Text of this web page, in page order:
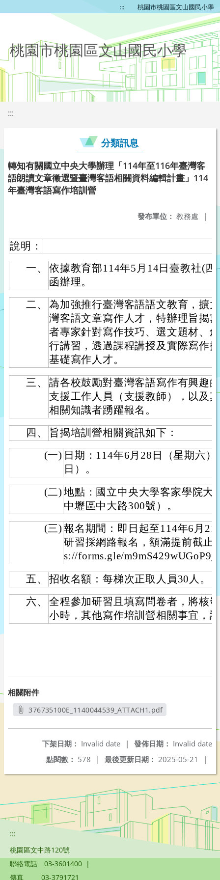
::: 桃園市桃園區文山國民小學
桃園市桃園區文山國民小學
:::
分類訊息
轉知有關國立中央大學辦理「114年至116年臺灣客
語朗讀文章徵選暨臺灣客語相關資料編輯計畫」114
年臺灣客語寫作培訓營
發布單位： 教務處 |
說明：
一、
依據教育部114年5月14日臺教社(
函辦理。
二、
為加強推行臺灣客語語文教育，擴
灣客語文章寫作人才，特辦理旨揭
者專家針對寫作技巧、選文題材、
行講習，透過課程講授及實際寫作
基礎寫作人才。
三、
請各校鼓勵對臺灣客語寫作有興趣
支援工作人員（支援教師），以及
相關知識者踴躍報名。
四、
旨揭培訓營相關資訊如下：
(一) 日期：114年6月28日（星期六
日）。
(二) 地點：國立中央大學客家學院大
中壢區中大路300號）。
(三) 報名期間：即日起至114年6月
研習採網路報名，額滿提前截止
s://forms.gle/
五、
招收名額：每梯次正取人員30人。
六、
全程參加研習且填寫問卷者，將核
小時，其他寫作培訓營相關事宜，
相關附件
376735100E_1140044539_ATTACH1.pdf
發佈日期： Invalid date
下架日期： Invalid date
|
最後更新日期： 2025-05-21 |
點閱數： 578 |
:::
桃園區文中路120號
聯絡電話
03-3601400 |
傳真
03-3791721